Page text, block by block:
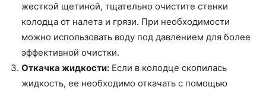
жесткой щетиной, тщательно очистите стенки
колодца от налета и грязи. При необходимости
можно использовать воду под давлением для более
эффективной очистки.
Откачка жидкости: Если в колодце скопилась
жидкость, ее необходимо откачать с помощью